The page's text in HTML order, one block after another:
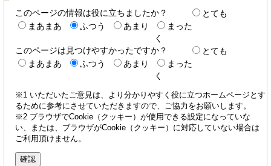
このページの情報は役に立ちましたか？
とても
まあまあ
ふつう あまり
まった
く
このページは見つけやすかったですか？
とても
まあまあ
ふつう あまり
まった
く
※1 いただいたご意見は、より分かりやすく役に立つホームページとす
るために参考にさせていただきますので、ご協力をお願いします。
※2 ブラウザでCookie（クッキー）が使用できる設定になっていな
い、または、ブラウザがCookie（クッキー）に対応していない場合は
ご利用頂けません。